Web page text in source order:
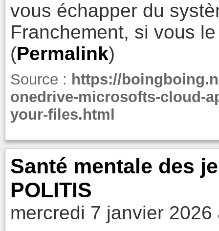
vous échapper du
Franchement, si vous
(Permalink)
Source : https://
onedrive-microsofts-cloud-
your-files.html
Santé mentale des
POLITIS
mercredi 7 janvier 2026